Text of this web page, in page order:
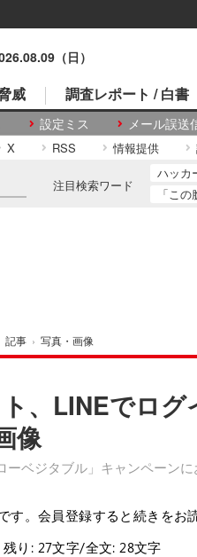
（日）
設定ミス メール誤送
威 調査レポート / 白書
X RSS 情報提供
注目検索ワード
ハッカ
「こ
記事 › 写真・画像
、LINEでロ
像
ベジタブル」キャンペーン
す。会員登録すると続きをお
残り: 27文字/全文: 28文字